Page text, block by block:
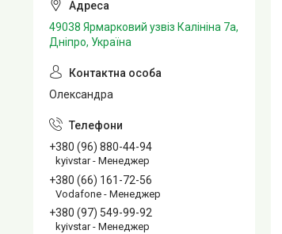
49038 Ярмарковий узвіз Калініна 7а,
Дніпро, Україна
Олександра
+380 (96) 880-44-94
kyivstar - Менеджер
+380 (66) 161-72-56
Vodafone - Менеджер
+380 (97) 549-99-92
kyivstar - Менеджер